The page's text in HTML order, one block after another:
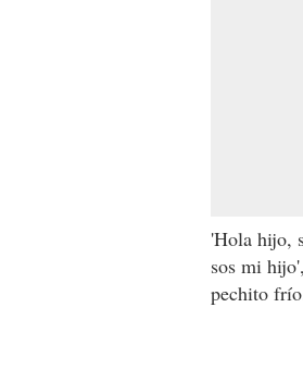
'Hola hijo,
sos mi
pechito